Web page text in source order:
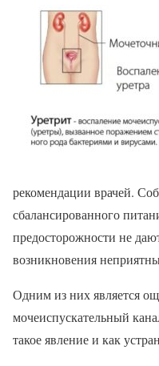
рекомендации врачей.
сбалансированного
предосторожности не
возникновения
Одним из них является
мочеиспускательный
такое явление и как